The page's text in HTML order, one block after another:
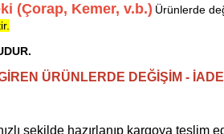
(Çorap, Kemer, v.b.) Ürünlerde
ÜRÜNLERDE DEĞİŞİM -
şekilde hazırlanıp kargoya